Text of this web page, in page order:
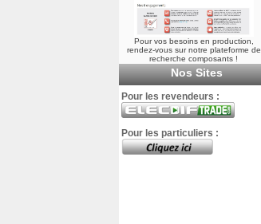
Pour vos besoins en production,
rendez-vous sur notre plateforme de
recherche composants !
Nos Sites
Pour les revendeurs :
Pour les particuliers :